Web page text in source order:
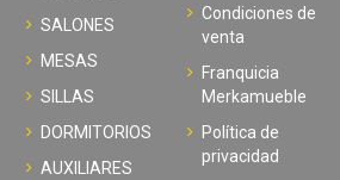
SALONES
MESAS
SILLAS
DORMITORIOS
AUXILIARES
Condiciones de
venta
Franquicia
Merkamueble
Política de
privacidad